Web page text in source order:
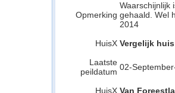
Opmerking
Waarschijnlijk
gehaald. Wel
2014
HuisX Vergelijk
Laatste
peildatum 02-
HuisX Van